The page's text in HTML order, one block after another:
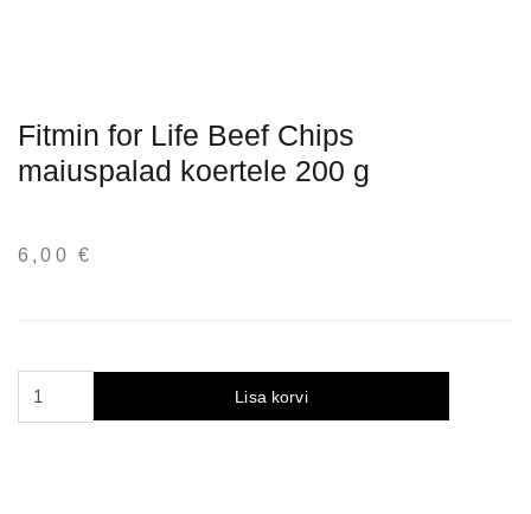
Fitmin for Life Beef Chips
maiuspalad koertele 200 g
6,00 €
Lisa korvi